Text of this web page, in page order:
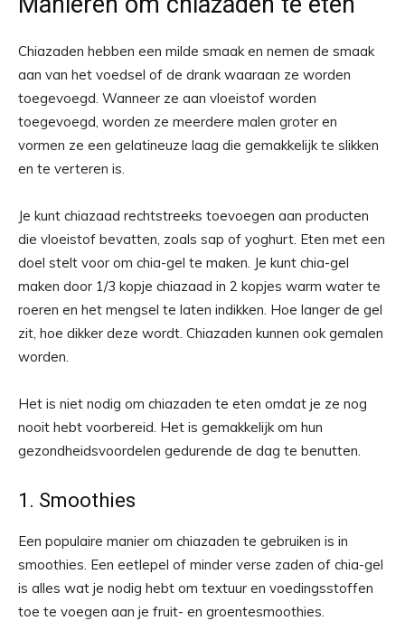
Chiazaden hebben een milde smaak en nemen de smaak
aan van het voedsel of de drank waaraan ze worden
toegevoegd. Wanneer ze aan vloeistof worden
toegevoegd, worden ze meerdere malen groter en
vormen ze een gelatineuze laag die gemakkelijk te slikken
en te verteren is.
Je kunt chiazaad rechtstreeks toevoegen aan producten
die vloeistof bevatten, zoals sap of yoghurt. Eten met een
doel stelt voor om chia-gel te maken. Je kunt chia-gel
maken door 1/3 kopje chiazaad in 2 kopjes warm water te
roeren en het mengsel te laten indikken. Hoe langer de gel
zit, hoe dikker deze wordt. Chiazaden kunnen ook gemalen
worden.
Het is niet nodig om chiazaden te eten omdat je ze nog
nooit hebt voorbereid. Het is gemakkelijk om hun
gezondheidsvoordelen gedurende de dag te benutten.
1. Smoothies
Een populaire manier om chiazaden te gebruiken is in
smoothies. Een eetlepel of minder verse zaden of chia-gel
is alles wat je nodig hebt om textuur en voedingsstoffen
toe te voegen aan je fruit- en groentesmoothies.